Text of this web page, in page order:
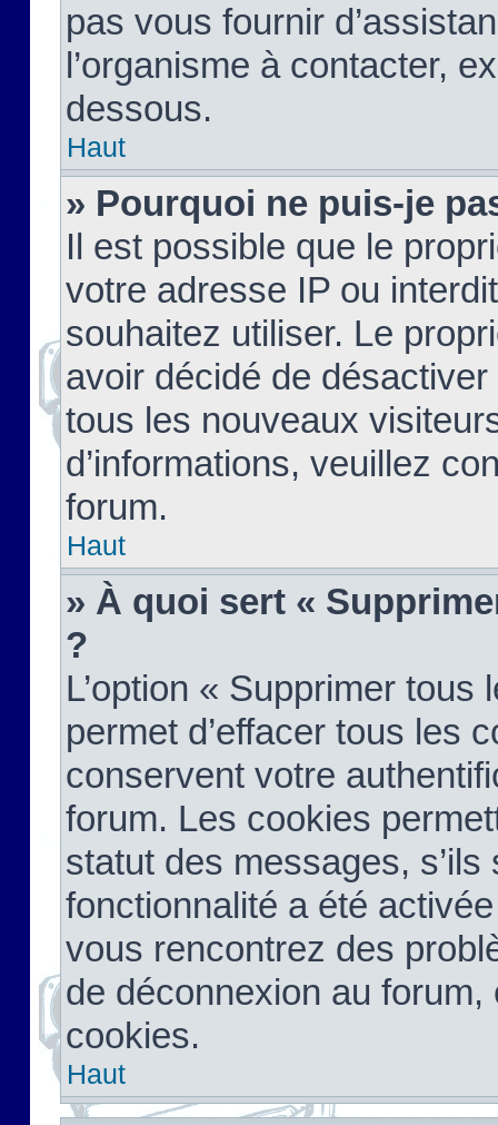
pas vous fournir
l’organisme à contacter,
dessous.
Haut
» Pourquoi ne puis-je
Il est possible que le
votre adresse IP ou
souhaitez utiliser. Le
avoir décidé de
tous les nouveaux
d’informations, veuillez
forum.
Haut
» À quoi sert «
?
L’option « Supprimer
permet d’effacer tous les
conservent votre
forum. Les cookies
statut des messages,
fonctionnalité a été
vous rencontrez des
de déconnexion au
cookies.
Haut